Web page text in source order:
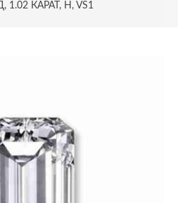
КАРАТ, H, VS1